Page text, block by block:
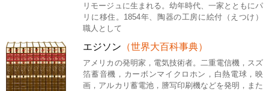
リモージュに生まれる。幼年時代、一家とともにパ
リに移住。1854年、陶器の工房に絵付（えつけ）
職人として
エジソン （世界大百科事典）
アメリカの発明家，電気技術者。二重電信機，スズ
箔蓄音機，カーボンマイクロホン，白熱電球，映
画，アルカリ蓄電池，謄写印刷機などを発明，また